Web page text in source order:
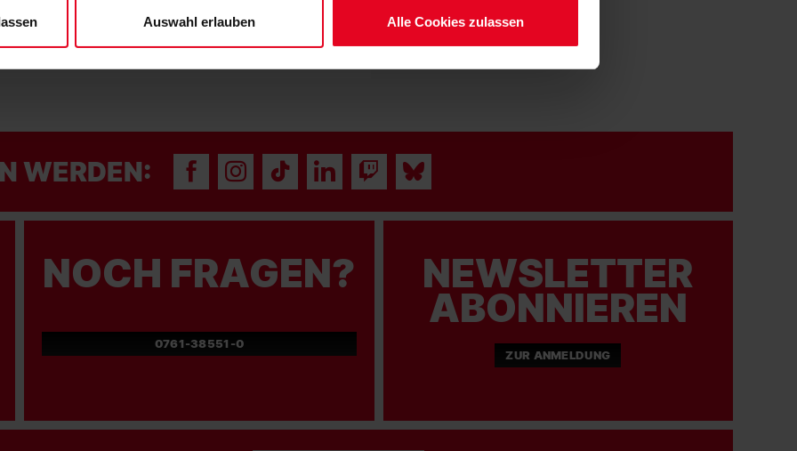
Auswahl erlauben Alle Cookies zulassen
WERDEN:
NOCH FRAGEN?
0761-38551-0
NEWSLETTER
ABONNIEREN
ZUR ANMELDUNG